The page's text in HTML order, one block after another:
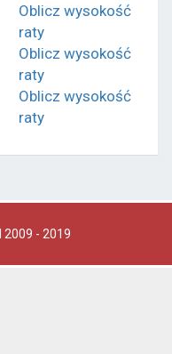
Oblicz wysokość
raty
Oblicz wysokość
raty
Oblicz wysokość
raty
- 2019